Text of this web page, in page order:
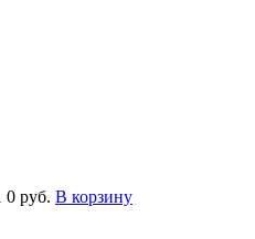
0 руб. В корзину